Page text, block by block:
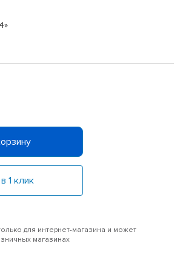
1 клик
для интернет-магазина и может
магазинах